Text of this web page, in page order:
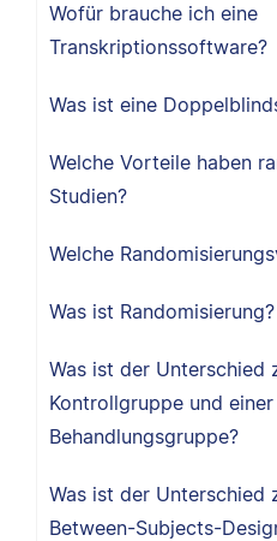
Wofür brauche ich eine
Transkriptionssoftware?
Was ist eine
Welche Vorteile haben
Studien?
Welche
Was ist Randomisierung?
Was ist der Unterschied
Kontrollgruppe und einer
Behandlungsgruppe?
Was ist der Unterschied
Between-Subjects-